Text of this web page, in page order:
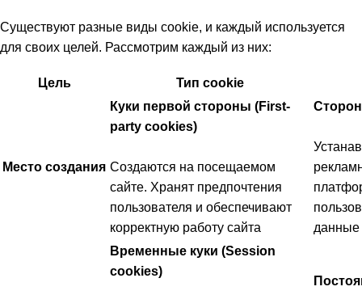
Существуют разные виды cookie, и каждый используется
для своих целей. Рассмотрим каждый из них:
Цель Тип cookie
Место создания
Куки первой стороны (First-
party cookies)
Создаются на посещаемом
сайте. Хранят предпочтения
пользователя и обеспечивают
корректную работу сайта
данные
Временные куки (Session
cookies)